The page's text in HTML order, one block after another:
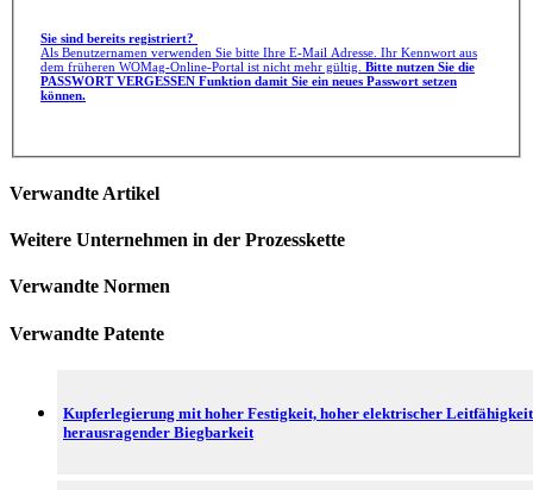
Sie sind bereits registriert?
Als Benutzernamen verwenden Sie bitte Ihre E-Mail Adresse. Ihr Kennwort aus
dem früheren WOMag-Online-Portal ist nicht mehr gültig. Bitte nutzen Sie die
PASSWORT VERGESSEN Funktion damit Sie ein neues Passwort setzen
können.
Verwandte Artikel
Weitere Unternehmen in der Prozesskette
Verwandte Normen
Verwandte Patente
Kupferlegierung mit hoher Festigkeit, hoher elektrischer
herausragender Biegbarkeit